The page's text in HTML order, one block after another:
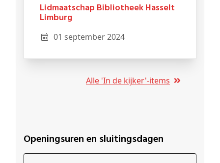
Lidmaatschap Bibliotheek Hasselt
Limburg
01 september 2024
Alle 'In de kijker'-items
Openingsuren en sluitingsdagen